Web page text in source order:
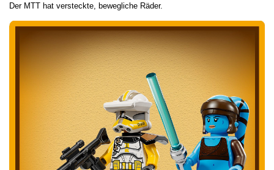
Der MTT hat versteckte, bewegliche Räder.